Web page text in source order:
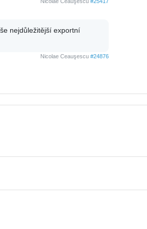
nejdůležitější exportní
Nicolae Ceauşescu #24876